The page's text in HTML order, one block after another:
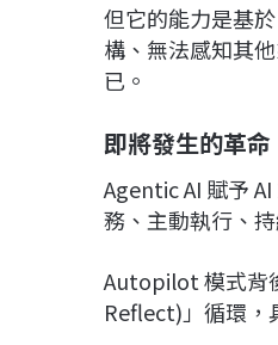
但它的能力是基
構、無法感知其
已。
即將發生的革
Agentic AI 賦予
務、主動執行、
Autopilot 模式背
Reflect)」循環，